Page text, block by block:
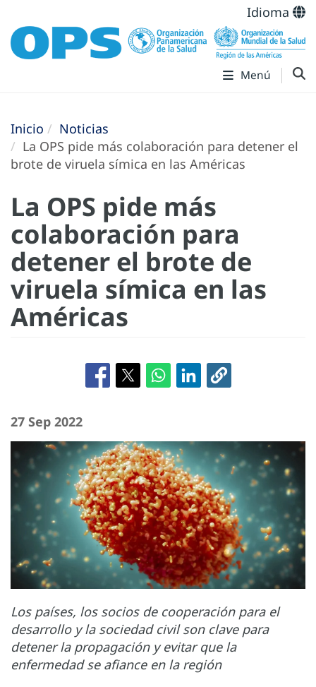
Idioma
Menú
Inicio
Noticias
La OPS pide más colaboración para detener el
brote de viruela símica en las Américas
La OPS pide más
colaboración para
detener el brote de
viruela símica en las
Américas
27 Sep 2022
Los países, los socios de cooperación para el
desarrollo y la sociedad civil son clave para
detener la propagación y evitar que la
enfermedad se afiance en la región